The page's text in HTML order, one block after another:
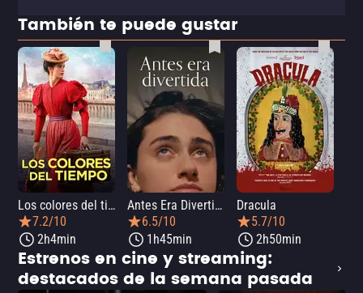
También te puede gustar
Los colores del tiempo
7.2/10
2h4min
Antes Era Divertida
6.5/10
1h45min
Dracula
5.7/10
2h50min
Estrenos en cine y streaming:
destacados de la semana pasada